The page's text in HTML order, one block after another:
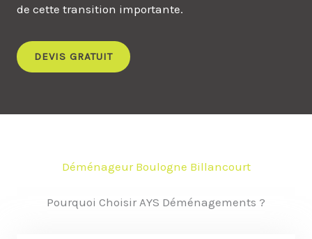
de cette transition importante.
DEVIS GRATUIT
Déménageur Boulogne Billancourt
Pourquoi Choisir AYS Déménagements ?